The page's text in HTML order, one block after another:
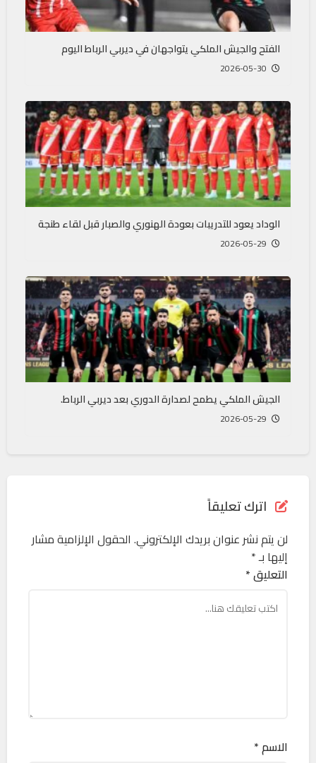
الفتح والجيش الملكي يتواجهان في ديربي الرباط اليوم
الوداد يعود للتدريبات بعودة الهنوري والصبار قبل لقاء طنجة
الجيش الملكي يطمح لصدارة الدوري بعد ديربي الرباط.
اترك تعليقاً
لن يتم نشر عنوان بريدك الإلكتروني. الحقول الإلزامية مشار
إليها بـ*
التعليق *
الاسم *